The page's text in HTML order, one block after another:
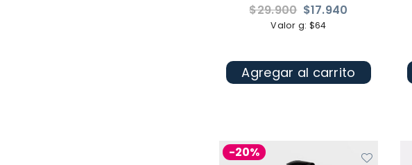
Precio
habitual
$29.900 $17.940
Valor g: $64
Agregar al carrito
-20%